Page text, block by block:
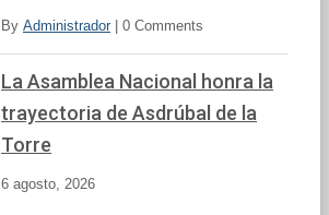
By Administrador 0 Comments
La Asamblea Nacional honra la
trayectoria de Asdrúbal de la
Torre
6 agosto, 2026